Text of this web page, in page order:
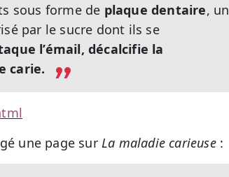
sous forme de plaque dentaire, un
par le sucre dont ils se
l’émail, décalcifie la
carie.
une page sur La maladie carieuse: